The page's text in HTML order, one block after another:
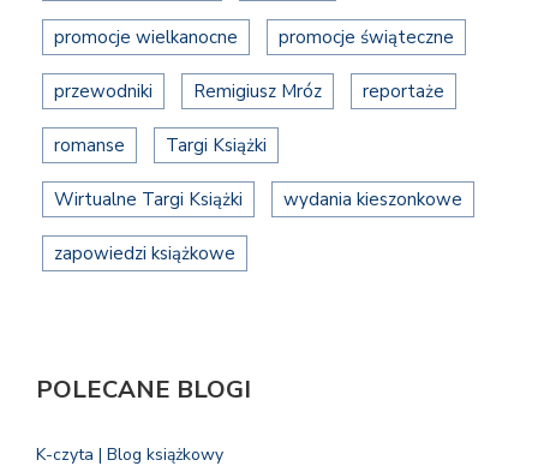
promocje wielkanocne promocje świąteczne
przewodniki Remigiusz Mróz reportaże
romanse Targi Książki
Wirtualne Targi Książki wydania kieszonkowe
zapowiedzi książkowe
POLECANE BLOGI
K-czyta | Blog książkowy